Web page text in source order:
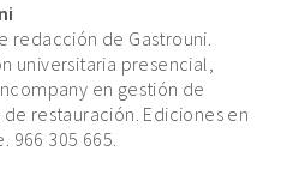
redacción de Gastrouni.
universitaria presencial,
en gestión de
restauración. Ediciones en
966 305 665.